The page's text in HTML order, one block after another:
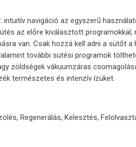
: intuitív navigáció az egyszerű
az előre kiválasztott
van. Csak hozzá kell adni a sütőt
további sütési programok
zöldségek vákuumzáras
természetes és intenzív ízüket.
Regenerálás, Kelesztés,